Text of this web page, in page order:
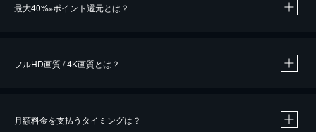
最大40%※ポイント還元とは？
※40％ポイント還元の対象は、クレジットカード決済による作品の購入 / レンタルです。
フルHD画質 / 4K画質とは？
月額料金を支払うタイミングは？